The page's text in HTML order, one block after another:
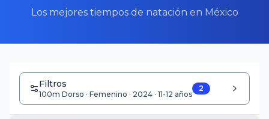
Los mejores tiempos de natación en México
Filtros
100m Dorso · Femenino · 2024 · 11-12 años
2